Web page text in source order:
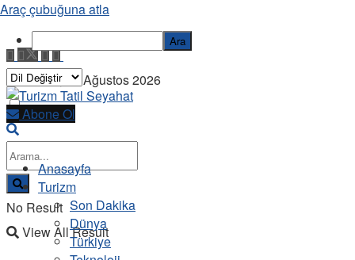
Pazartesi, 10 Ağustos 2026
No Result
View All Result
Abone Ol
Anasayfa
Turizm
Son Dakika
Dünya
Türkiye
Araç çubuğuna atla
Ara